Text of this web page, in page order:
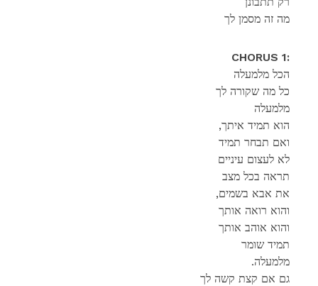
מה זה מסמן לך
CHORUS 1:
הכל מלמעלה
כל מה שקורה לך
מלמעלה
,הוא תמיד איתך
ואם תבחר תמיד
לא לעצום עיניים
תראה בכל מצב
,את אבא בשמים
והוא רואה אותך
והוא אוהב אותך
תמיד שומר
.מלמעלה
גם אם קצת קשה לך